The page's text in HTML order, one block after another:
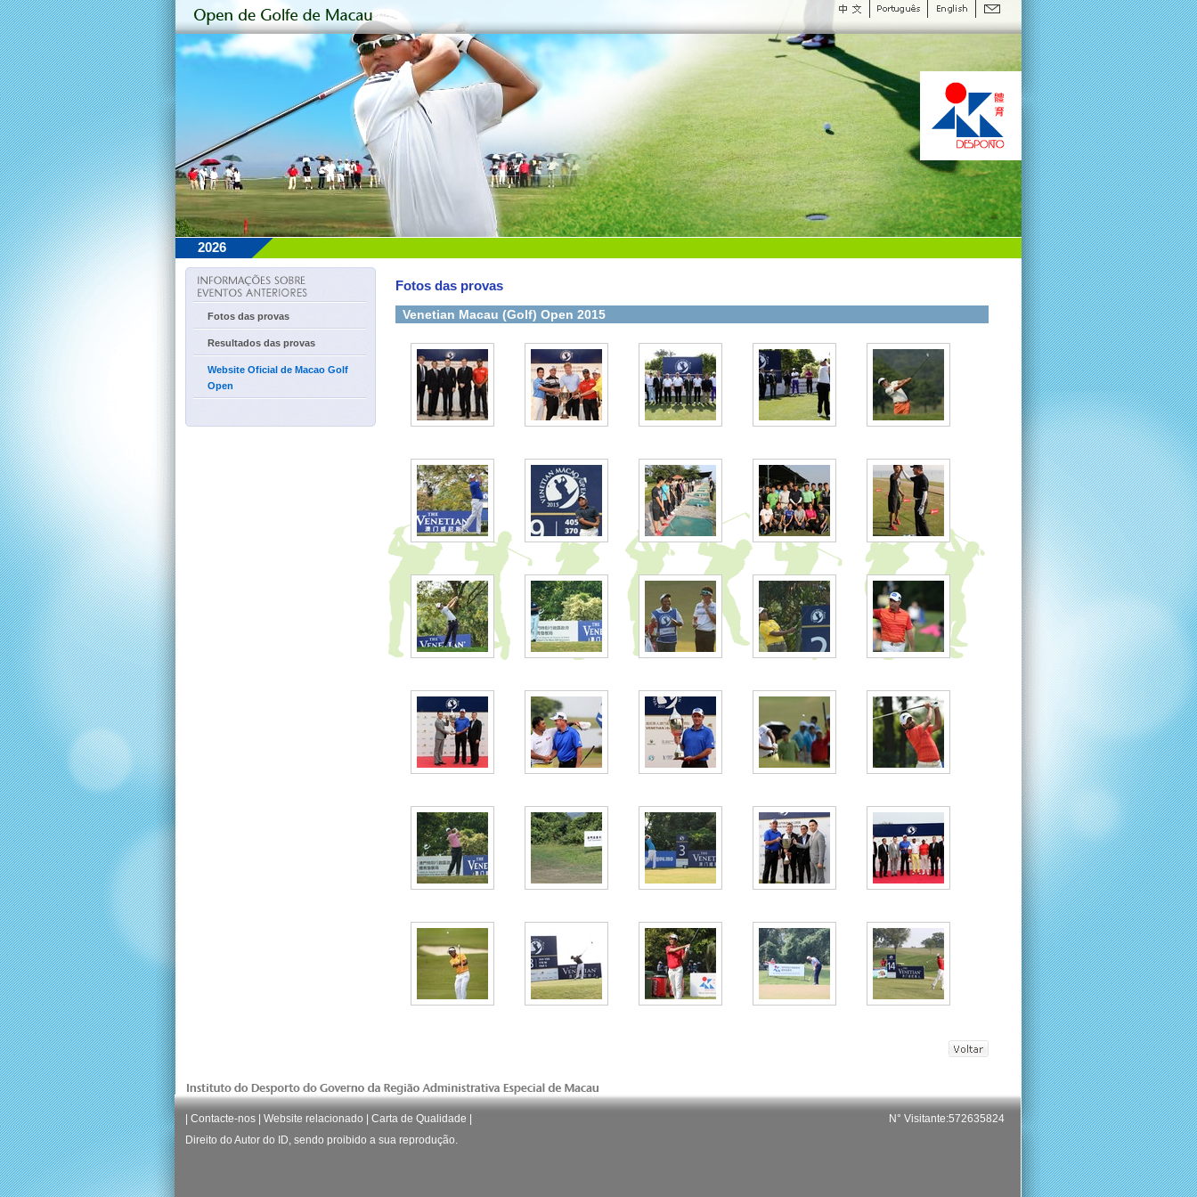
2026
Fotos das provas
Resultados das provas
Website Oficial de Macao Golf
Open
Fotos das provas
Venetian Macau (Golf) Open 2015
Contacte-nos Website relacionado Carta de Qualidade
Direito do Autor do ID, sendo proibido a sua reprodução.
N° Visitante:572635824